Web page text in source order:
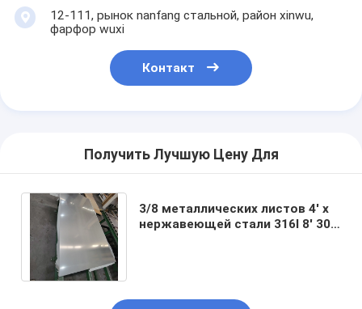
12-111, рынок nanfang стальной, район xinwu,
фарфор wuxi
Контакт
Получить Лучшую Цену Для
3/8 металлических листов 4' x
нержавеющей стали 316l 8' 304